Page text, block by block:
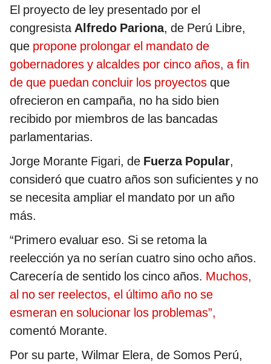
El proyecto de ley presentado por el
congresistaAlfredo Pariona, de Perú Libre,
que propone prolongar el mandato de
gobernadores y alcaldes por cinco años, a fin
de que puedan concluir los proyectos que
ofrecieron en campaña, no ha sido bien
recibido por miembros de las bancadas
parlamentarias.
Jorge Morante Figari, de Fuerza Popular,
consideró que cuatro años son suficientes y no
se necesita ampliar el mandato por un año
más.
“Primero evaluar eso. Si se retoma la
reelección ya no serían cuatro sino ocho años.
Carecería de sentido los cinco años. Muchos,
al no ser reelectos, el último año no se
esmeran en solucionar los problemas”,
comentó Morante.
Por su parte, Wilmar Elera, de Somos Perú,